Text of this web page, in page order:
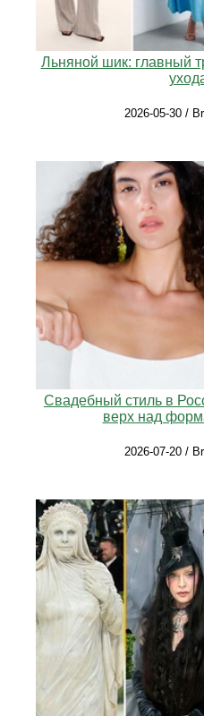
Льняной шик: главный
2026-05-30 /
Свадебный стиль в
верх над
2026-07-20 /